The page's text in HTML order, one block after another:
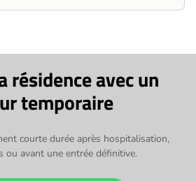
résidence avec un
temporaire
courte durée après hospitalisation,
ou avant une entrée définitive.